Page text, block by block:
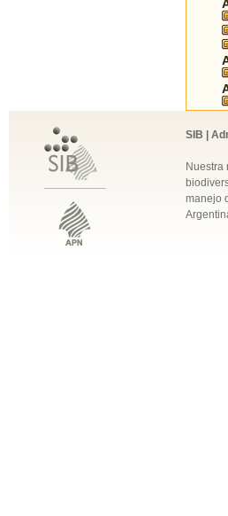
SIB |
Nuestra
manejo